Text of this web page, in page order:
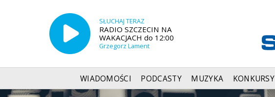
SŁUCHAJ TERAZ
RADIO SZCZECIN NA
WAKACJACH do 12:00
Grzegorz Lament
WIADOMOŚCI PODCASTY MUZYKA KONKURSY